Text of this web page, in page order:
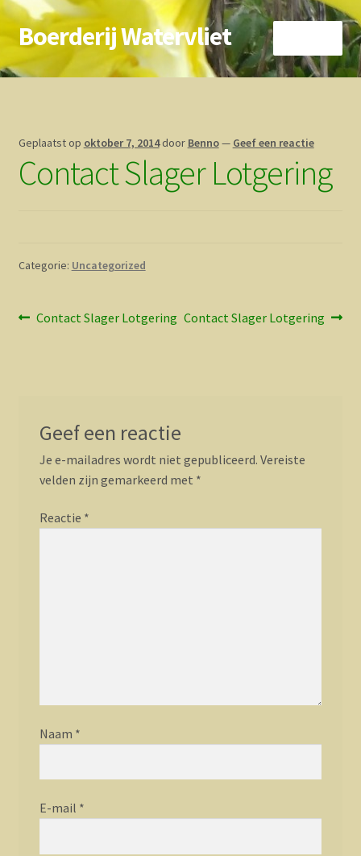
Ga
door
naar
Ga
direct
naar
Boerderij Watervliet
Home
Biokoe
Geplaatst op oktober 7, 2014 door Benno— Geef een reactie
Contact Slager Lotgering
Categorie: Uncategorized
Bericht
Vorig
Contact Slager Lotgering Volgend
Contact Slager Lotgering
Geef een reactie
Je e-mailadres wordt niet gepubliceerd. Vereiste
velden zijn gemarkeerd met *
Reactie *
Naam *
E-mail *